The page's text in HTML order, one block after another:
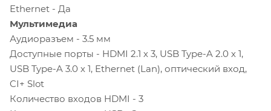
Ethernet - Да
Мультимедиа
Аудиоразъем - 3.5 мм
Доступные порты - HDMI 2.1 х 3, USB Type-A 2.0 х 1,
USB Type-A 3.0 х 1, Ethernet (Lan), оптический вход,
CI+ Slot
Количество входов HDMI - 3